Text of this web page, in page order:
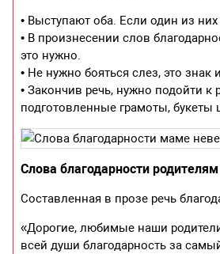
• Выступают оба. Если один из
• В произнесении слов
это нужно.
• Не нужно бояться слез, это
• Закончив речь, нужно подойти к
подготовленные грамоты, букеты
Слова благодарности
Составленная в прозе речь
«Дорогие, любимые наши
всей души благодарность за